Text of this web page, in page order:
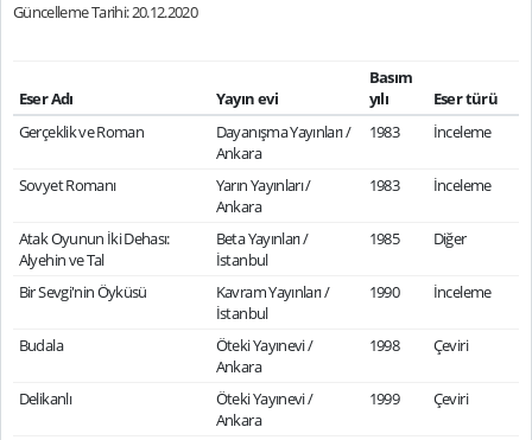
Güncelleme Tarihi: 20.12.2020
Eser Adı Yayın evi
Basım
yılı
Eser türü
Gerçeklik ve Roman
Dayanışma Yayınları /
Ankara
1983 İnceleme
Sovyet Romanı
Yarın Yayınları /
Ankara
1983 İnceleme
Atak Oyunun İki Dehası:
Alyehin ve Tal
Beta Yayınları /
İstanbul
1985 Diğer
Bir Sevgi'nin Öyküsü
Kavram Yayınları /
İstanbul
1990 İnceleme
Budala
Öteki Yayınevi /
Ankara
1998 Çeviri
Delikanlı
Öteki Yayınevi /
Ankara
1999 Çeviri